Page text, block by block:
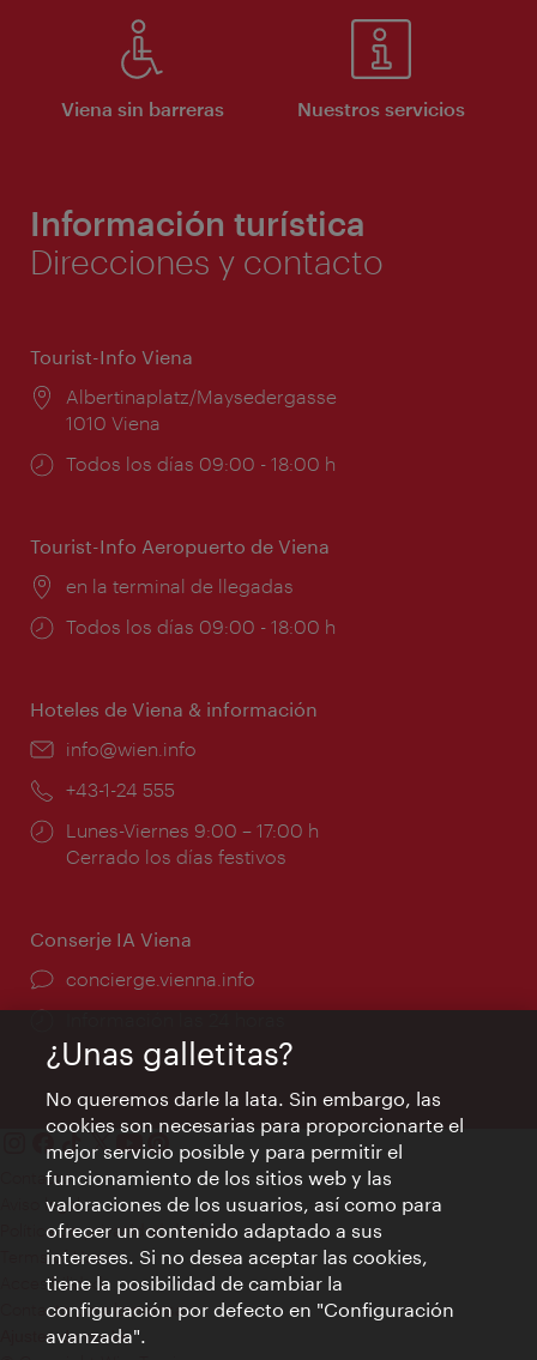
Viena sin barreras Nuestros servicios
Información turística
Direcciones y contacto
Tourist-Info Viena
Lugar:
Albertinaplatz/Maysedergasse
1010 Viena
Horarios
Todos los días 09:00 - 18:00 h
Tourist-Info Aeropuerto de Viena
Lugar:
en la terminal de llegadas
Horarios
Todos los días 09:00 - 18:00 h
Hoteles de Viena & información
e-
info@wien.info
Teléfono:
+43-1-24 555
Horarios
de
Lunes-Viernes 9:00 – 17:00 h
Cerrado los días festivos
Conserje IA Viena
concierge.vienna.info
Contacto
Aviso legal
Política de privacidad de datos
Terms of Use
Accesibilidad
Contacto para la prensa
Ajustes de cookie
¿Unas galletitas?
No queremos darle la lata. Sin embargo, las
cookies son necesarias para proporcionarte el
mejor servicio posible y para permitir el
funcionamiento de los sitios web y las
valoraciones de los usuarios, así como para
ofrecer un contenido adaptado a sus
intereses. Si no desea aceptar las cookies,
tiene la posibilidad de cambiar la
configuración por defecto en "Configuración
avanzada".